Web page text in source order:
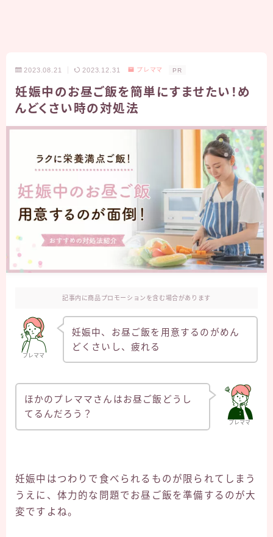
2023.08.21 2023.12.31 プレママ PR
妊娠中のお昼ご飯を簡単にすませたい！め
んどくさい時の対処法
記事内に商品プロモーションを含む場合があります
プレママ
妊娠中、お昼ご飯を用意するのがめん
どくさいし、疲れる
プレママ
ほかのプレママさんはお昼ご飯どうし
てるんだろう？
妊娠中はつわりで食べられるものが限られてしまう
うえに、体力的な問題でお昼ご飯を準備するのが大
変ですよね。